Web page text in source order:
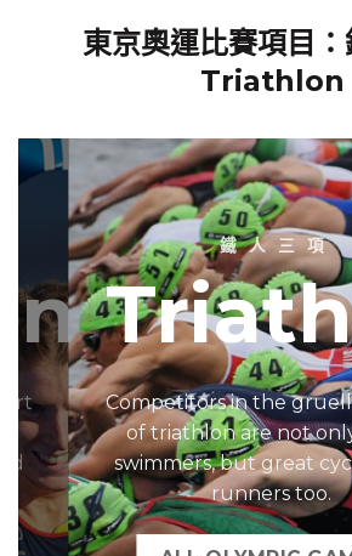
東京奧運比賽項目
Triathlon
鐵 人 三 項
Competitors in the
of triathlon are not
swimmers, but great
runners too.